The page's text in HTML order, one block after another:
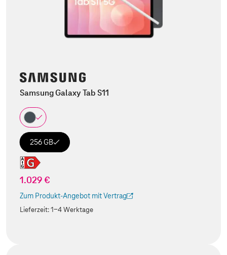
Samsung Galaxy Tab S11
256 GB
1.029 €
Zum Produkt-Angebot mit Vertrag
(Der Link wird in einem neuen Tab geöffnet)
Lieferzeit:1-4 Werktage